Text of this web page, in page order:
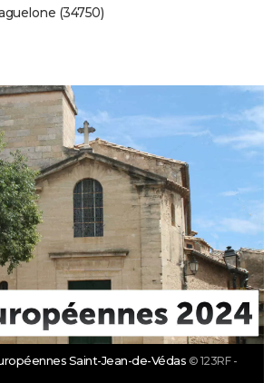
(34750)
Saint-Jean-de-Védas © 123RF -